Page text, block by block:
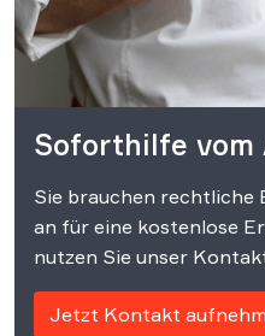
Soforthilfe vom
Sie brauchen rechtliche
an für eine kostenlose
nutzen Sie unser
Jetzt Kontakt